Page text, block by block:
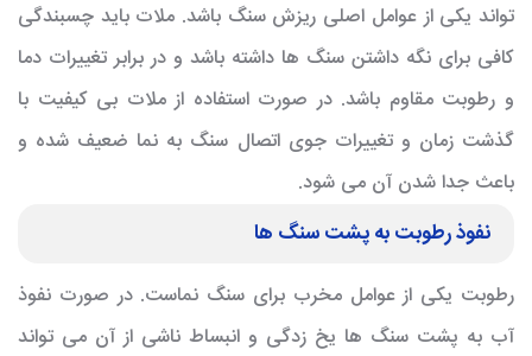
تواند یکی از عوامل اصلی ریزش سنگ باشد. ملات باید چسبندگی
کافی برای نگه داشتن سنگ ها داشته باشد و در برابر تغییرات دما
و رطوبت مقاوم باشد. در صورت استفاده از ملات بی کیفیت با
گذشت زمان و تغییرات جوی اتصال سنگ به نما ضعیف شده و
باعث جدا شدن آن می شود.
نفوذ رطوبت به پشت سنگ ها
رطوبت یکی از عوامل مخرب برای سنگ نماست. در صورت نفوذ
آب به پشت سنگ ها یخ زدگی و انبساط ناشی از آن می تواند